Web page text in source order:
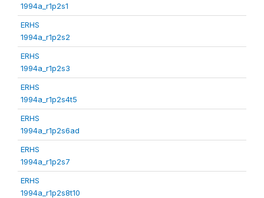
1994a_r1p2s1
ERHS
1994a_r1p2s2
ERHS
1994a_r1p2s3
ERHS
1994a_r1p2s4t5
ERHS
1994a_r1p2s6ad
ERHS
1994a_r1p2s7
ERHS
1994a_r1p2s8t10